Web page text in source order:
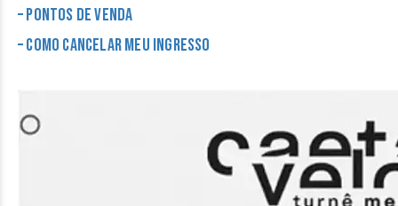
– Pontos de venda
– Como cancelar meu ingresso